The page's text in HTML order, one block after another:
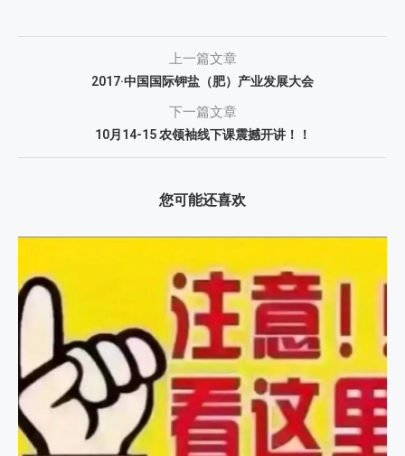
上一篇文章
2017·中国国际钾盐（肥）产业发展大会
下一篇文章
10月14-15 农领袖线下课震撼开讲！！
您可能还喜欢